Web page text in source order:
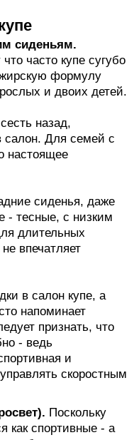
сиденьям.
часто купе сугубо
формулу
и двоих детей.
назад,
салон. Для семей с
настоящее
сиденья, даже
- тесные, с низким
длительных
впечатляет
в салон купе, а
напоминает
признать, что
- ведь
и
скоростным
Поскольку
как спортивные - а